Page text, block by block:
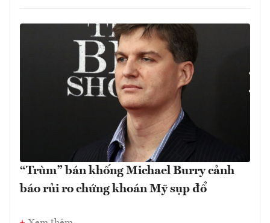
“Trùm” bán khống Michael Burry cảnh
báo rủi ro chứng khoán Mỹ sụp đổ